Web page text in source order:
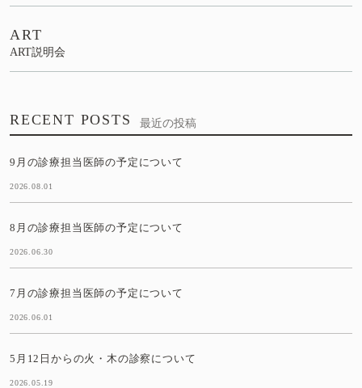
ART
ART説明会
RECENT POSTS 最近の投稿
9月の診療担当医師の予定について
2026.08.01
8月の診療担当医師の予定について
2026.06.30
7月の診療担当医師の予定について
2026.06.01
5月12日からの火・木の診察について
2026.05.19